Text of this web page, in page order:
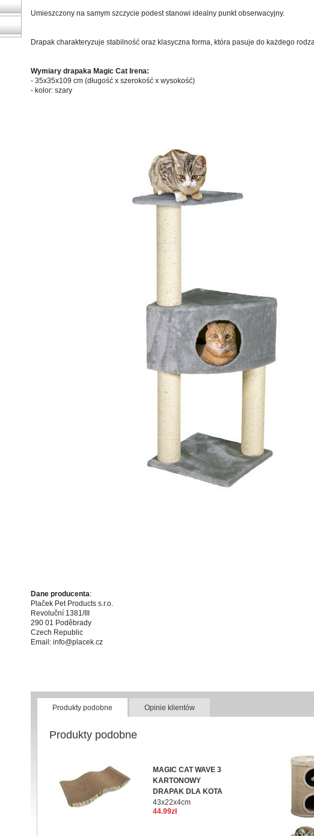
Umieszczony na samym szczycie podest stanowi idealny punkt obserwacyjny.
Drapak charakteryzuje stabilność oraz klasyczna forma, która pasuje do każdego
Wymiary drapaka Magic Cat Irena:
- 35x35x109 cm (długość x szerokość x wysokość)
- kolor: szary
Dane producenta:
Plaček Pet Products s.r.o.
Revoluční 1381/III
290 01 Poděbrady
Czech Republic
Email: info@placek.cz
Produkty podobne Opinie klientów
Produkty podobne
MAGIC CAT WAVE 3
KARTONOWY
DRAPAK DLA KOTA
43x22x4cm
44.99zł